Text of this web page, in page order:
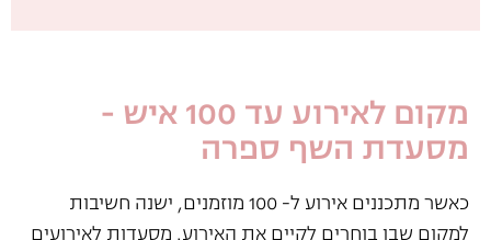
מקום לאירוע עד 100 איש -
מסעדת השף ספרה
כאשר מתכננים אירוע ל- 100 מוזמנים, ישנה חשיבות
למקום שבו בוחרים לקיים את האירוע. מסעדות לאירועים